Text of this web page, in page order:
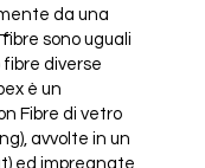
da una
sono uguali
fibre diverse
è un
Fibre di vetro
avvolte in un
ed impregnate